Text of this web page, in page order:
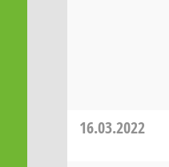
16.03.2022